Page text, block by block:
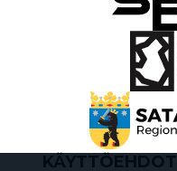
KÄYTTÖEHDOT